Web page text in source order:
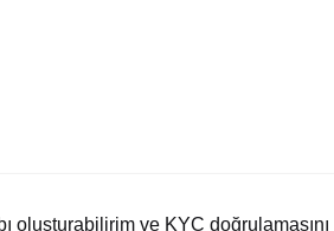
oluşturabilirim ve KYC